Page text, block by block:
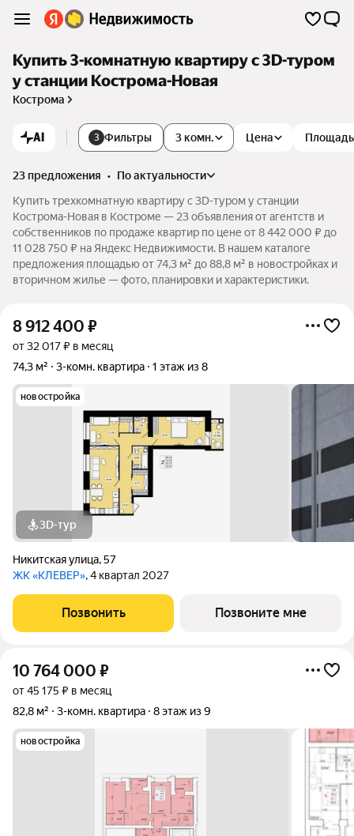
Купить 3-комнатную квартиру c 3D-туром
у станции Кострома-Новая
Кострома
AI 3 Фильтры 3 комн. Цена Площадь
23 предложения •
по актуальности
Купить трехкомнатную квартиру c 3D-туром у станции
Кострома-Новая в Костроме — 23 объявления от агентств и
собственников по продаже квартир по цене от 8 442 000 ₽ до
11 028 750 ₽ на Яндекс Недвижимости. В нашем каталоге
предложения площадью от 74,3 м² до 88,8 м² в новостройках и
вторичном жилье — фото, планировки и характеристики.
8 912 400 ₽
от 32 017 ₽ в месяц
74,3 м²
3-комн. квартира 1 этаж из 8
новостройка
3D-тур
Никитская улица,57
ЖК «КЛЕВЕР», 4 квартал 2027
Позвонить Позвоните мне
10 764 000 ₽
от 45 175 ₽ в месяц
82,8 м²
3-комн. квартира 8 этаж из 9
новостройка